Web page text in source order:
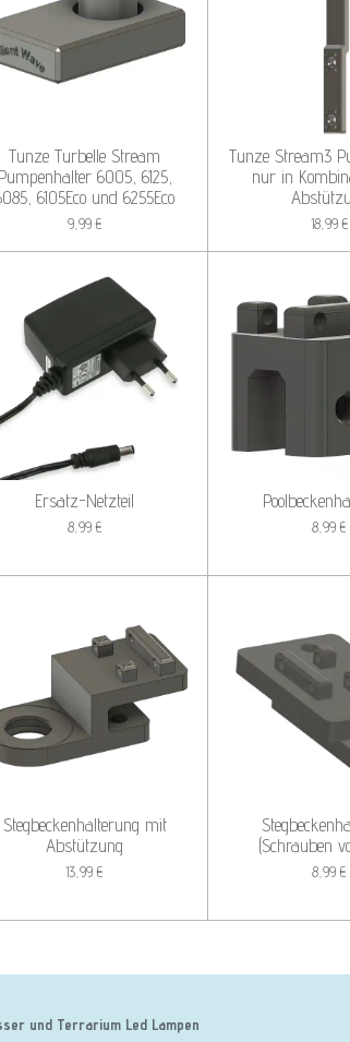
Tunze Turbelle Stream
Pumpenhalter 6005, 6125,
6105Eco und 6255Eco
9,99 €
Tunze Stream3
nur in
18,99 €
Ersatz-Netzteil
8,99 € 8,99 €
Stegbeckenhalterung mit
Abstützung
13,99 €
(Schrauben
8,99 €
und Terrarium Led Lampen